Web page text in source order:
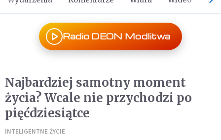
Radio DEON Modlitwa
Najbardziej samotny moment
życia? Wcale nie przychodzi po
pięćdziesiątce
INTELIGENTNE ŻYCIE